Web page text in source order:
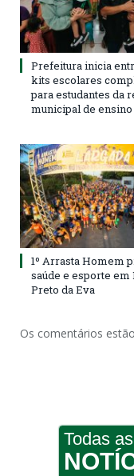
Prefeitura inicia
kits escolares
para estudantes da
municipal de ensino
1º Arrasta Homem
saúde e esporte em
Preto da Eva
Os comentários
Todas as